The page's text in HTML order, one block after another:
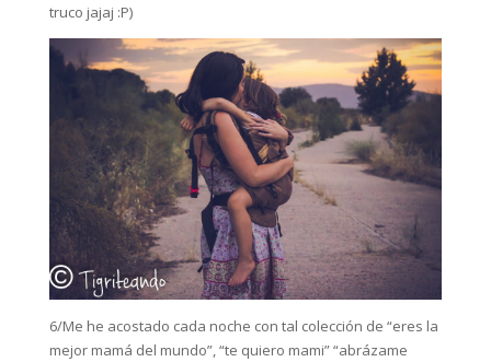
truco jajaj :P)
6/Me he acostado cada noche con tal colección de “eres la
mejor mamá del mundo”, “te quiero mami” “abrázame